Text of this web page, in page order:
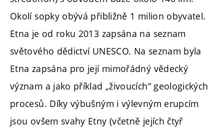
Okolí sopky obývá přibližně 1 milion obyvatel.
Etna je od roku 2013 zapsána na seznam
světového dědictví UNESCO. Na seznam byla
Etna zapsána pro její mimořádný vědecký
význam a jako příklad „živoucích“ geologických
procesů. Díky výbušným i výlevným erupcím
jsou ovšem svahy Etny (včetně jejích čtyř